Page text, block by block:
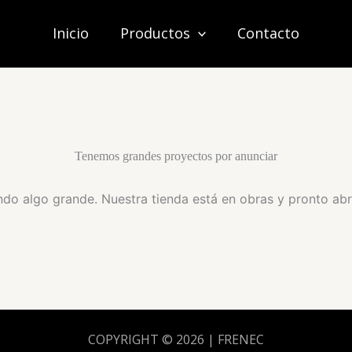
Inicio Productos Contacto
Tenemos grandes proyectos por anunciar
algo grande. Nuestra tienda está en obras y pronto
COPYRIGHT © 2026 | FRENEC